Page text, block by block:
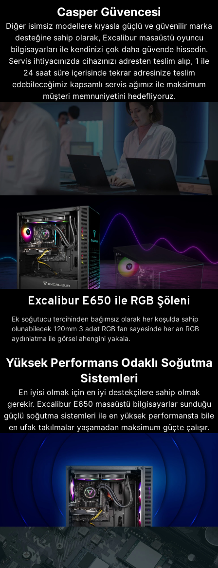
Casper Güvencesi
Diğer isimsiz modellere kıyasla güçlü ve güvenilir marka
desteğine sahip olarak, Excalibur masaüstü oyuncu
bilgisayarları ile kendinizi çok daha güvende hissedin.
Servis ihtiyacınızda cihazınızı adresten teslim alıp, 1 ile
24 saat süre içerisinde tekrar adresinize teslim
edebileceğimiz kapsamlı servis ağımız ile maksimum
müşteri memnuniyetini hedefliyoruz.
Excalibur E650 ile RGB Şöleni
Ek soğutucu tercihinden bağımsız olarak her koşulda sahip
olunabilecek 120mm 3 adet RGB fan sayesinde her an RGB
aydınlatma ile görsel ahengini yakala.
Yüksek Performans Odaklı Soğutma
Sistemleri
En iyisi olmak için en iyi destekçilere sahip olmak
gerekir. Excalibur E650 masaüstü bilgisayarlar sunduğu
güçlü soğutma sistemleri ile en yüksek performansta bile
en ufak takılmalar yaşamadan maksimum güçte çalışır.